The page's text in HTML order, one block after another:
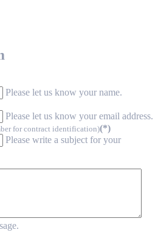
Please let us know your name.
Please let us know your email address.
for contract identification)(*)
Please write a subject for your